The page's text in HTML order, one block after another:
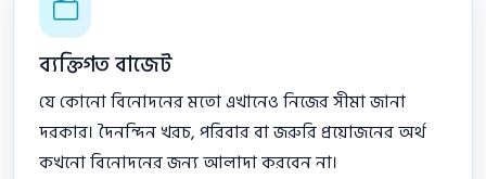
ব্যক্তিগত বাজেট
যে কোনো বিনোদনের মতো এখানেও নিজের সীমা জানা
দরকার। দৈনন্দিন খরচ, পরিবার বা জরুরি প্রয়োজনের অর্থ
কখনো বিনোদনের জন্য আলাদা করবেন না।